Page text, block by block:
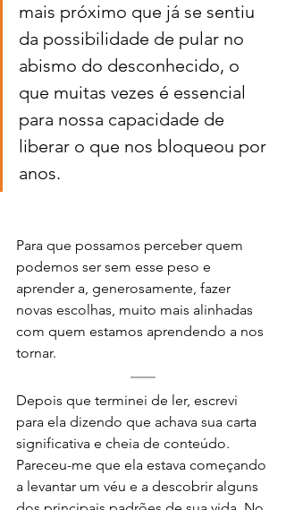
mais próximo que já se sentiu
da possibilidade de pular no
abismo do desconhecido, o
que muitas vezes é essencial
para nossa capacidade de
liberar o que nos bloqueou por
anos.
Para que possamos perceber quem
podemos ser sem esse peso e
aprender a, generosamente, fazer
novas escolhas, muito mais alinhadas
com quem estamos aprendendo a nos
tornar.
Depois que terminei de ler, escrevi
para ela dizendo que achava sua carta
significativa e cheia de conteúdo.
Pareceu-me que ela estava começando
a levantar um véu e a descobrir alguns